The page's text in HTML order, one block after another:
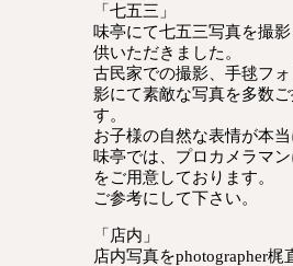
「七五三」
味亭にて七五三写真を撮
供いただきました。
古民家での撮影、手毬フ
影にて素敵な写真を多数
す。
お子様の自然な表情が本当
味亭では、プロカメラマ
をご用意しております。
ご参考にして下さい。
「店内」
店内写真をphotographer